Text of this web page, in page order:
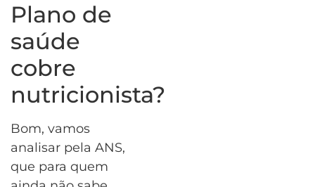
Plano de
saúde
cobre
nutricionista?
Bom, vamos
analisar pela ANS,
que para quem